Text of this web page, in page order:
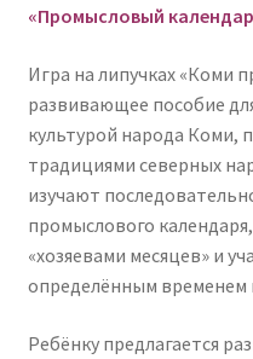
«Промысловый
Игра на липучках «Коми
развивающее пособие
культурой народа Коми,
традициями северных
изучают
промыслового
«хозяевами месяцев» и
определённым временем
Ребёнку предлагается